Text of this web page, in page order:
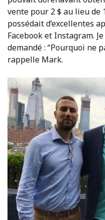
vente pour 2 $ au lieu
possédait d’excellentes
Facebook et Instagram.
demandé : “Pourquoi ne
rappelle Mark.